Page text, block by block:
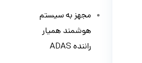
مجهز به سیستم
هوشمند همیار
راننده ADAS